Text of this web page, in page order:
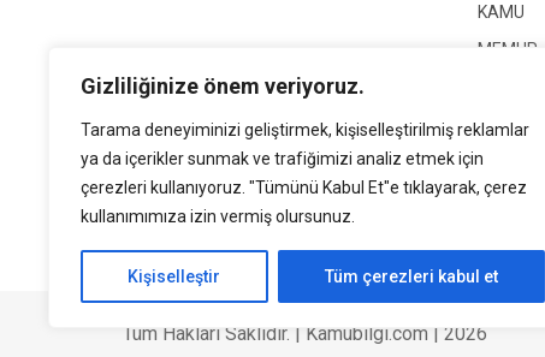
Gizliliğinize önem veriyoruz.
Tarama deneyiminizi geliştirmek, kişiselleştirilmiş reklamlar
ya da içerikler sunmak ve trafiğimizi analiz etmek için
çerezleri kullanıyoruz. "Tümünü Kabul Et"e tıklayarak, çerez
kullanımımıza izin vermiş olursunuz.
Kişiselleştir Tüm çerezleri kabul et
KAMU
MEMUR
EĞİTİM
GÜNCEL
SİYASET
Tüm Hakları Saklıdır. | Kamubilgi.com | 2026